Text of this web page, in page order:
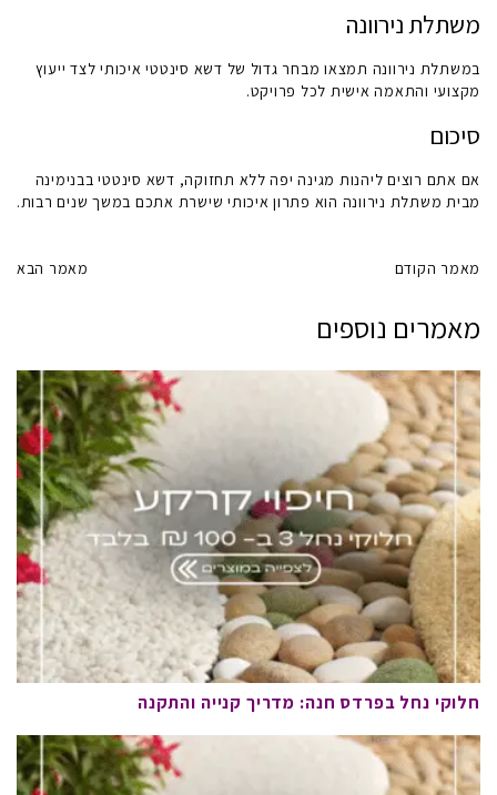
משתלת נירוונה
במשתלת נירוונה תמצאו מבחר גדול של דשא סינטטי איכותי לצד ייעוץ
מקצועי והתאמה אישית לכל פרויקט.
סיכום
אם אתם רוצים ליהנות מגינה יפה ללא תחזוקה, דשא סינטטי בבנימינה
מבית משתלת נירוונה הוא פתרון איכותי שישרת אתכם במשך שנים רבות.
מאמר הקודם מאמר הבא
מאמרים נוספים
חלוקי נחל בפרדס חנה: מדריך קנייה והתקנה